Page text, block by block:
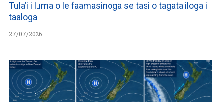
Tula’i i luma o le faamasinoga se tasi o tagata iloga i
taaloga
27/07/2026